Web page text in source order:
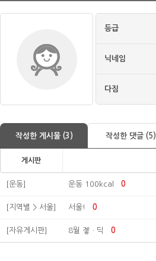
등급
닉네임
다짐
작성한 게시물 (3) 작성한 댓글 (5)
게시판
[운동] 운동 100kcal 0
[지역별 > 서울] 서울! 0
[자유게시판] 8월 곟ㆍ딕 0